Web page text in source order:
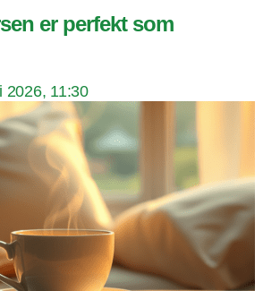
er perfekt som
2026, 11:30